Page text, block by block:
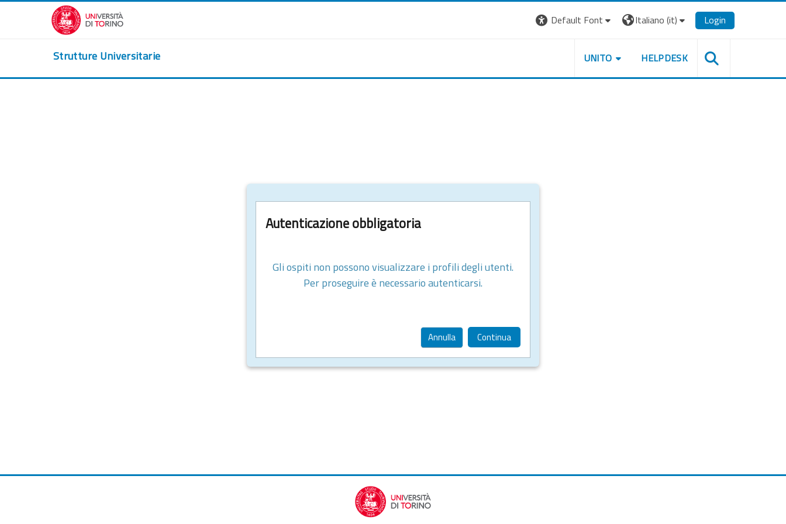
Vai al contenuto principale
Default Font
Italiano ‎(it)‎ Login
Strutture Universitarie UNITO HELPDESK
Autenticazione obbligatoria
Gli ospiti non possono visualizzare i profili degli utenti.
Per proseguire è necessario autenticarsi.
Annulla Continua